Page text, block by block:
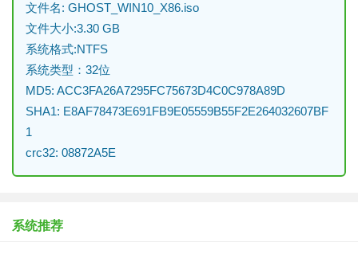
文件名: GHOST_WIN10_X86.iso
文件大小:3.30 GB
系统格式:NTFS
系统类型：32位
MD5: ACC3FA26A7295FC75673D4C0C978A89D
SHA1: E8AF78473E691FB9E05559B55F2E264032607BF
1
crc32: 08872A5E
系统推荐